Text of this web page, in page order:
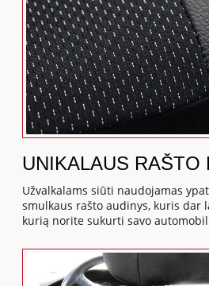
UNIKALAUS RAŠTO
Užvalkalams siūti naudojamas
smulkaus rašto audinys, kuris dar
kurią norite sukurti savo